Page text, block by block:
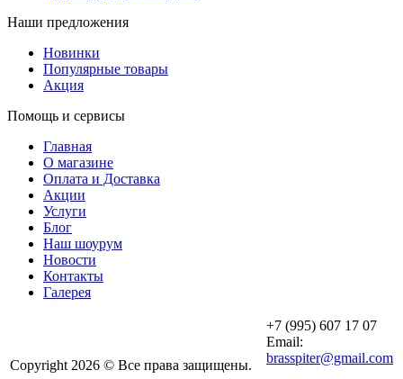
Наши предложения
Новинки
Популярные товары
Акция
Помощь и сервисы
Главная
О магазине
Оплата и Доставка
Акции
Услуги
Блог
Наш шоурум
Новости
Контакты
Галерея
Copyright 2026 © Все права защищены.
+7 (995) 607 17 07
Email:
brasspiter@gmail.com